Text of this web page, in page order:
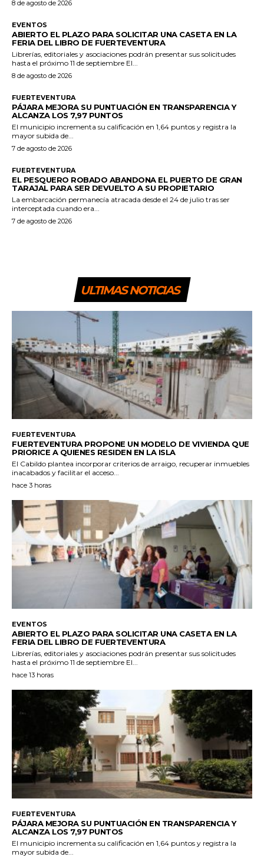
8 de agosto de 2026
EVENTOS
ABIERTO EL PLAZO PARA SOLICITAR UNA CASETA EN LA
FERIA DEL LIBRO DE FUERTEVENTURA
Librerías, editoriales y asociaciones podrán presentar sus solicitudes
hasta el próximo 11 de septiembre El...
8 de agosto de 2026
FUERTEVENTURA
PÁJARA MEJORA SU PUNTUACIÓN EN TRANSPARENCIA Y
ALCANZA LOS 7,97 PUNTOS
El municipio incrementa su calificación en 1,64 puntos y registra la
mayor subida de...
7 de agosto de 2026
FUERTEVENTURA
EL PESQUERO ROBADO ABANDONA EL PUERTO DE GRAN
TARAJAL PARA SER DEVUELTO A SU PROPIETARIO
La embarcación permanecía atracada desde el 24 de julio tras ser
interceptada cuando era...
7 de agosto de 2026
ULTIMAS NOTICIAS
FUERTEVENTURA
FUERTEVENTURA PROPONE UN MODELO DE VIVIENDA QUE
PRIORICE A QUIENES RESIDEN EN LA ISLA
El Cabildo plantea incorporar criterios de arraigo, recuperar inmuebles
inacabados y facilitar el acceso...
hace 3 horas
EVENTOS
ABIERTO EL PLAZO PARA SOLICITAR UNA CASETA EN LA
FERIA DEL LIBRO DE FUERTEVENTURA
Librerías, editoriales y asociaciones podrán presentar sus solicitudes
hasta el próximo 11 de septiembre El...
hace 13 horas
FUERTEVENTURA
PÁJARA MEJORA SU PUNTUACIÓN EN TRANSPARENCIA Y
ALCANZA LOS 7,97 PUNTOS
El municipio incrementa su calificación en 1,64 puntos y registra la
mayor subida de...